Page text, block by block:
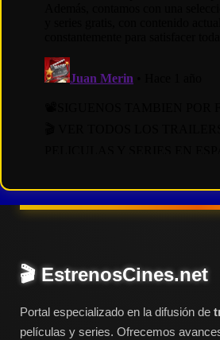
🎬 EstrenosCines.net
Portal especializado en la difusión de
películas y series. Ofrecemos